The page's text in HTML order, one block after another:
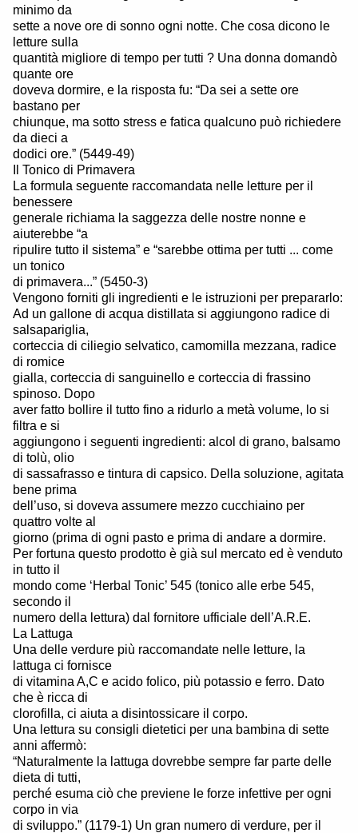
minimo da
sette a nove ore di sonno ogni notte. Che cosa dicono le
letture sulla
quantità migliore di tempo per tutti ? Una donna domandò
quante ore
doveva dormire, e la risposta fu: “Da sei a sette ore
bastano per
chiunque, ma sotto stress e fatica qualcuno può richiedere
da dieci a
dodici ore.” (5449-49)
Il Tonico di Primavera
La formula seguente raccomandata nelle letture per il
benessere
generale richiama la saggezza delle nostre nonne e
aiuterebbe “a
ripulire tutto il sistema” e “sarebbe ottima per tutti ... come
un tonico
di primavera...” (5450-3)
Vengono forniti gli ingredienti e le istruzioni per prepararlo:
Ad un gallone di acqua distillata si aggiungono radice di
salsapariglia,
corteccia di ciliegio selvatico, camomilla mezzana, radice
di romice
gialla, corteccia di sanguinello e corteccia di frassino
spinoso. Dopo
aver fatto bollire il tutto fino a ridurlo a metà volume, lo si
filtra e si
aggiungono i seguenti ingredienti: alcol di grano, balsamo
di tolù, olio
di sassafrasso e tintura di capsico. Della soluzione, agitata
bene prima
dell’uso, si doveva assumere mezzo cucchiaino per
quattro volte al
giorno (prima di ogni pasto e prima di andare a dormire.
Per fortuna questo prodotto è già sul mercato ed è venduto
in tutto il
mondo come ‘Herbal Tonic’ 545 (tonico alle erbe 545,
secondo il
numero della lettura) dal fornitore ufficiale dell’A.R.E.
La Lattuga
Una delle verdure più raccomandate nelle letture, la
lattuga ci fornisce
di vitamina A,C e acido folico, più potassio e ferro. Dato
che è ricca di
clorofilla, ci aiuta a disintossicare il corpo.
Una lettura su consigli dietetici per una bambina di sette
anni affermò:
“Naturalmente la lattuga dovrebbe sempre far parte delle
dieta di tutti,
perché esuma ciò che previene le forze infettive per ogni
corpo in via
di sviluppo.” (1179-1) Un gran numero di verdure, per il